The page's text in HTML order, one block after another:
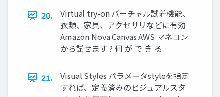
20.
Virtual try-on バーチャル試着機能、
衣類、家具、アクセサリなどに有効
Amazon Nova Canvas AWS マネコン
から試せます ? 何 が で き る
21.
Visual Styles パラメータstyleを指定
すれば、定義済みのビジュアルスタ